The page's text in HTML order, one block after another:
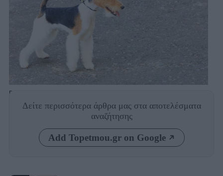
Photo: Shutterstock
Δείτε περισσότερα άρθρα μας στα αποτελέσματα
αναζήτησης
Add Topetmou.gr on Google